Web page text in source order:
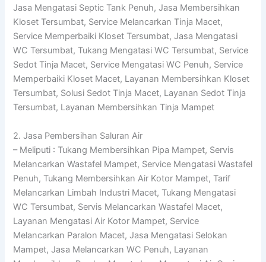
Jasa Mengatasi Septic Tank Penuh, Jasa Membersihkan
Kloset Tersumbat, Service Melancarkan Tinja Macet,
Service Memperbaiki Kloset Tersumbat, Jasa Mengatasi
WC Tersumbat, Tukang Mengatasi WC Tersumbat, Service
Sedot Tinja Macet, Service Mengatasi WC Penuh, Service
Memperbaiki Kloset Macet, Layanan Membersihkan Kloset
Tersumbat, Solusi Sedot Tinja Macet, Layanan Sedot Tinja
Tersumbat, Layanan Membersihkan Tinja Mampet
2. Jasa Pembersihan Saluran Air
– Meliputi : Tukang Membersihkan Pipa Mampet, Servis
Melancarkan Wastafel Mampet, Service Mengatasi Wastafel
Penuh, Tukang Membersihkan Air Kotor Mampet, Tarif
Melancarkan Limbah Industri Macet, Tukang Mengatasi
WC Tersumbat, Servis Melancarkan Wastafel Macet,
Layanan Mengatasi Air Kotor Mampet, Service
Melancarkan Paralon Macet, Jasa Mengatasi Selokan
Mampet, Jasa Melancarkan WC Penuh, Layanan